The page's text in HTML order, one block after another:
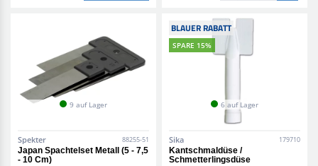
9 auf Lager
Spekter 88255-51
Japan Spachtelset Metall (5 - 7,5
- 10 Cm)
BLAUER RABATT
SPARE 15%
6 auf Lager
Sika 179710
Kantschmaldüse /
Schmetterlingsdüse